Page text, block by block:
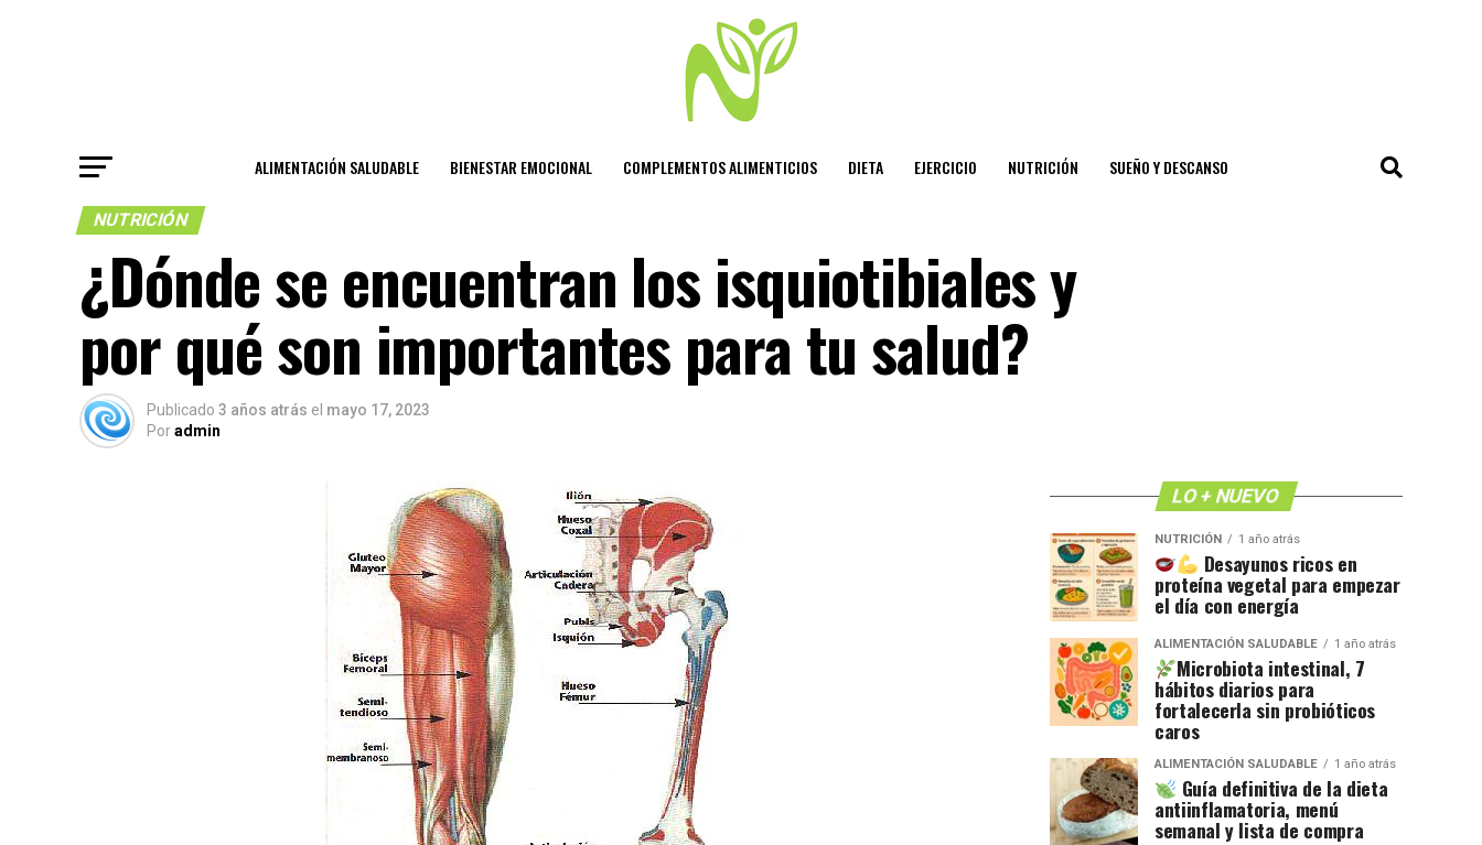
ALIMENTACIÓN SALUDABLE BIENESTAR EMOCIONAL COMPLEMENTOS ALIMENTICIOS DIETA EJERCICIO NUTRICIÓN SUEÑO Y DESCANSO
NUTRICIÓN
¿Dónde se encuentran los isquiotibiales y
por qué son importantes para tu salud?
Publicado 3 años atrás el mayo 17, 2023
Poradmin
LO + NUEVO
NUTRICIÓN 1 año atrás
Desayunos ricos en
proteína vegetal para empezar
el día con energía
ALIMENTACIÓN SALUDABLE 1 año atrás
Microbiota intestinal, 7
hábitos diarios para
fortalecerla sin probióticos
caros
ALIMENTACIÓN SALUDABLE 1 año atrás
Guía definitiva de la dieta
antiinflamatoria, menú
semanal y lista de compra